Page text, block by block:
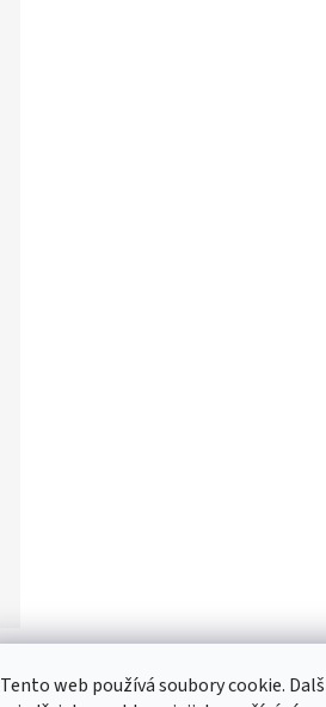
Tento web používá soubory cookie.
Kontakt / Obchodní podmínky /